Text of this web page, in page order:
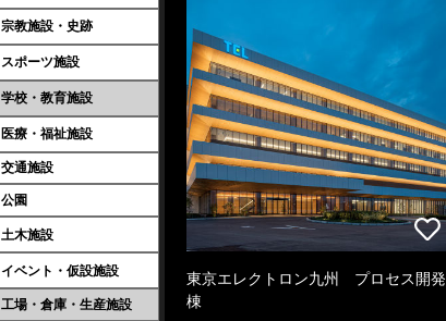
宗教施設・史跡
スポーツ施設
学校・教育施設
医療・福祉施設
交通施設
公園
土木施設
イベント・仮設施設
工場・倉庫・生産施設
東京エレクトロン九州 プロセス開発
棟